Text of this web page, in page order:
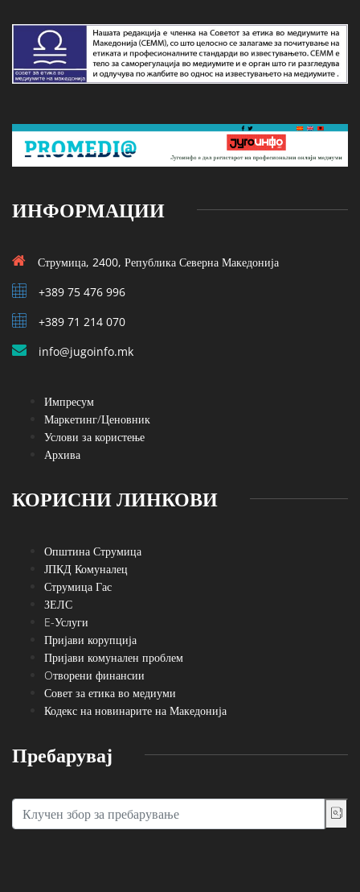
ИНФОРМАЦИИ
Струмица, 2400, Република Северна Македонија
+389 75 476 996
+389 71 214 070
info@jugoinfo.mk
Импресум
Маркетинг/Ценовник
Услови за користење
Архива
КОРИСНИ ЛИНКОВИ
Општина Струмица
ЈПКД Комуналец
Струмица Гас
ЗЕЛС
E-Услуги
Пријави корупција
Пријави комунален проблем
Oтворени финансии
Совет за етика во медиуми
Кодекс на новинарите на Македонија
Пребарувај